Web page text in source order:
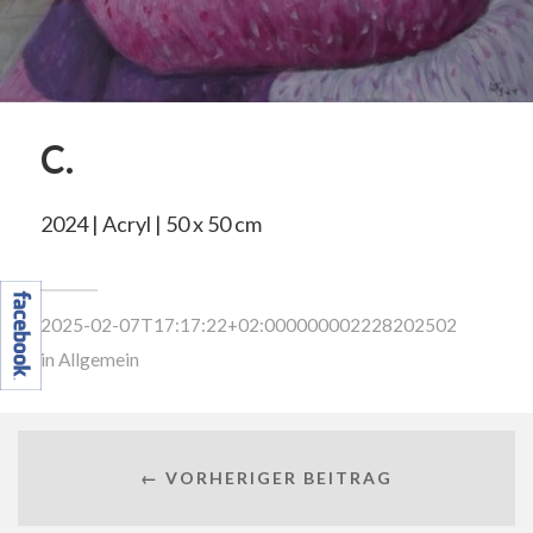
C.
2024 | Acryl | 50 x 50 cm
2025-02-07T17:17:22+02:000000002228202502
in Allgemein
← VORHERIGER BEITRAG